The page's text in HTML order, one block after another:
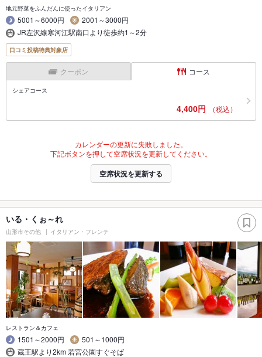
地元野菜をふんだんに使ったイタリアン
5001～6000円
2001～3000円
JR左沢線寒河江駅南口より徒歩約1～2分
口コミ投稿特典対象店
クーポン コース
シェアコース
4,400円 （税込）
カレンダーの更新に失敗しました。
下記ボタンを押して空席状況を更新してください。
空席状況を更新する
いる・くぉ～れ
山形市その他 イタリアン・フレンチ
レストラン＆カフェ
1501～2000円
501～1000円
蔵王駅より2km 若宮公園すぐそば